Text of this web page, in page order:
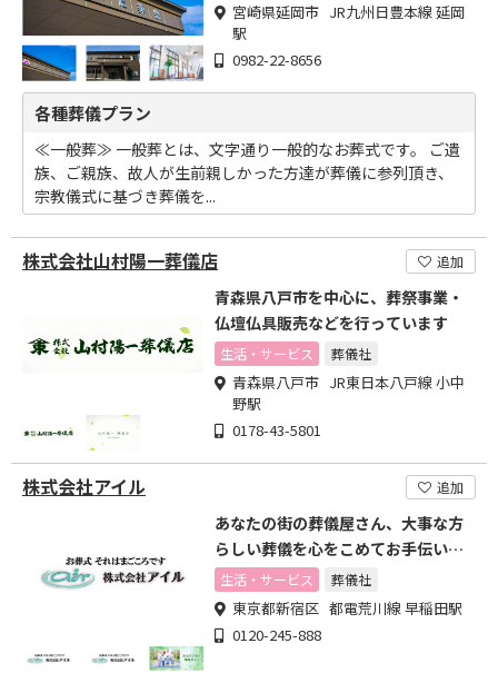
宮崎県延岡市 JR九州日豊本線 延岡
駅
0982-22-8656
各種葬儀プラン
≪一般葬≫ 一般葬とは、文字通り一般的なお葬式です。 ご遺
族、ご親族、故人が生前親しかった方達が葬儀に参列頂き、
宗教儀式に基づき葬儀を...
株式会社山村陽一葬儀店 追加
青森県八戸市を中心に、葬祭事業・
仏壇仏具販売などを行っています
生活・サービス 葬儀社
青森県八戸市 JR東日本八戸線 小中
野駅
0178-43-5801
株式会社アイル 追加
あなたの街の葬儀屋さん、大事な方
らしい葬儀を心をこめてお手伝いし
ます
生活・サービス 葬儀社
東京都新宿区 都電荒川線 早稲田駅
0120-245-888